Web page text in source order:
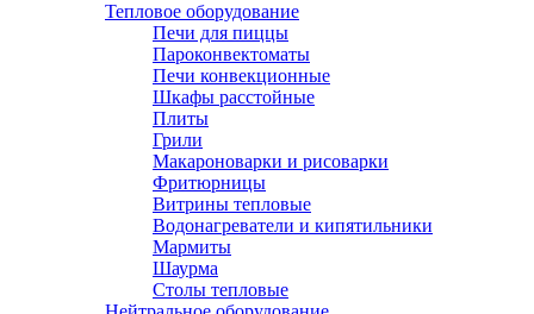
Тепловое оборудование
Печи для пиццы
Пароконвектоматы
Печи конвекционные
Шкафы расстойные
Плиты
Грили
Макароноварки и рисоварки
Фритюрницы
Витрины тепловые
Водонагреватели и кипятильники
Мармиты
Шаурма
Столы тепловые